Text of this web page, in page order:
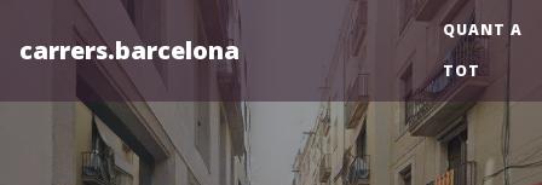
carrers.barcelona
QUANT A
TOT